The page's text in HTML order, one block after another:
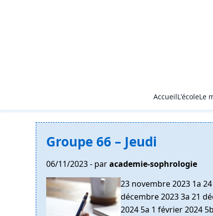
AccueilL’écoleLe
Groupe 66 – Jeudi
06/11/2023 - paracademie-sophrologie
23 novembre 2023 1a
décembre 2023 3a 21
2024 5a 1 février 2024